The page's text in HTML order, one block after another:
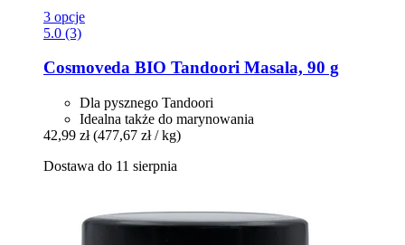
3 opcje
5.0 (3)
Cosmoveda BIO Tandoori Masala, 90 g
Dla pysznego Tandoori
Idealna także do marynowania
42,99 zł (477,67 zł / kg)
Dostawa do 11 sierpnia